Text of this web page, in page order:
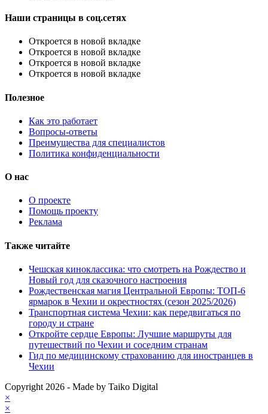
Наши страницы в соц.сетях
Откроется в новой вкладке
Откроется в новой вкладке
Откроется в новой вкладке
Откроется в новой вкладке
Полезное
Как это работает
Вопросы-ответы
Преимущества для специалистов
Политика конфиденциальности
О нас
О проекте
Помощь проекту
Реклама
Также читайте
Чешская киноклассика: что смотреть на Рождество и
Новый год для сказочного настроения
Рождественская магия Центральной Европы: ТОП-6
ярмарок в Чехии и окрестностях (сезон 2025/2026)
Транспортная система Чехии: как передвигаться по
городу и стране
Откройте сердце Европы: Лучшие маршруты для
путешествий по Чехии и соседним странам
Гид по медицинскому страхованию для иностранцев в
Чехии
Copyright 2026 - Made by Taiko Digital
×
×